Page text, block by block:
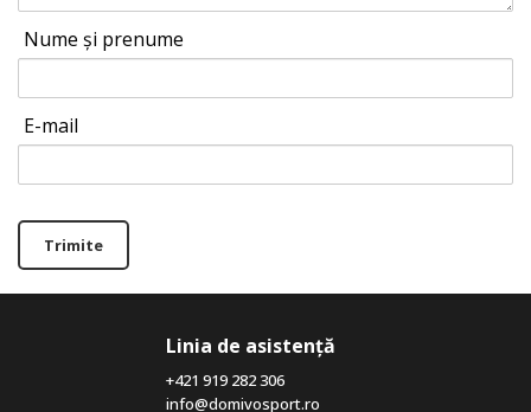
Nume și prenume
E-mail
Trimite
Linia de asistență
+421 919 282 306
info@domivosport.ro